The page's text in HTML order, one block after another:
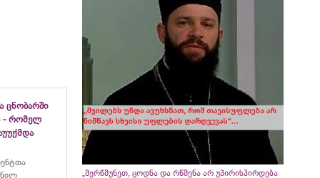
ცნობარში
- რომელ
„მერწმუნეთ, ცოდნა და რწმენა არ უპირისპირდება